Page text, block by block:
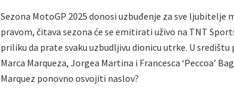
Sezona MotoGP 2025 donosi uzbuđenje za sve
pravom, čitava sezona će se emitirati uživo na TNT
priliku da prate svaku uzbudljivu dionicu utrke. U
Marca Marqueza, Jorgea Martina i Francesca ‘Peccoa’
Marquez ponovno osvojiti naslov?